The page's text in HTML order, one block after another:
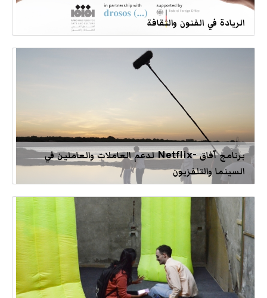
الريادة في الفنون والثقافة
برنامج آفاق -Netflix لدعم العاملات والعاملين في
السينما والتلفزيون